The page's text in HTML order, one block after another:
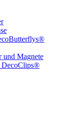
und Magnete
DecoClips®